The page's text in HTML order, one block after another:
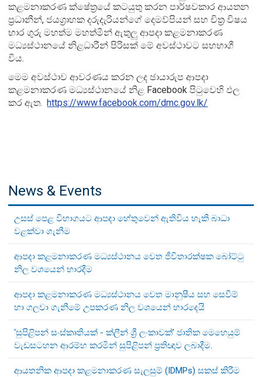
කළමනාකරණ ක්ෂේත්‍රයේ කටයුතු කරන පාර්ෂවකාර ආයතන
ප්‍රධානීන්, ජයග්‍රාහක දරුදැරියන්ගේ දෙමව්පියන් සහ චිත්‍ර විෂය
භාර ගුරු මහත්ම මහත්මීන් ඇතුලු ආපදා කළමනාකරණ
මධ්‍යස්ථානයේ නිළධාරීන් පිරිසක් මේ අවස්ථාවට සහභාගී
විය.
මෙම අවස්ථාව ආවරණය කරන ලද ඡායාරුප ආපදා
කළමනාකරණ මධ්‍යස්ථානයේ නිළ Facebook පිටුවෙහි ඵල
කර ඇත.https://www.facebook.com/dmc.gov.lk/
News & Events
උසස් පෙළ විභාගයට ආපදා හේතුවෙන් ඇතිවිය හැකි බාධා
වළක්වා ගැනීම
ආපදා කළමනාකරණ මධ්‍යස්ථානය වෙත ජීවිතාරක්ෂක බෝට්ටු
නිල වශයෙන් භාරදීම
ආපදා කළමනාකරණ මධ්‍යස්ථානය වෙත මානුෂීය සහ සෙවීම්
හා ගලවා ගැනීමේ උපකරණ නිල වශයෙන් භාරදෙයි
‘සුපිළිපන් සංස්කෘතියක් - ක්ලීන් ශ්‍රී ලංකාවක්’ ජාතික මෙහෙයුම්
වැඩසටහන ආරම්භ කරමින් සුපිළිපන් ප්‍රතිඥාව ලබාදීම.
ආයතනික ආපදා කළමනාකරණ සැලසුම් (IDMPs) සකස් කිරීම